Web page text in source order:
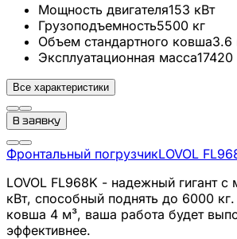
Мощность двигателя153 кВт
Грузоподъемность5500 кг
Объем стандартного ковша3.6
Эксплуатационная масса17420
Все характеристики
В заявку
Фронтальный погрузчикLOVOL
LOVOL FL968K - надежный гигант
кВт, способный поднять до 6000
ковша 4 м³, ваша работа будет
эффективнее.